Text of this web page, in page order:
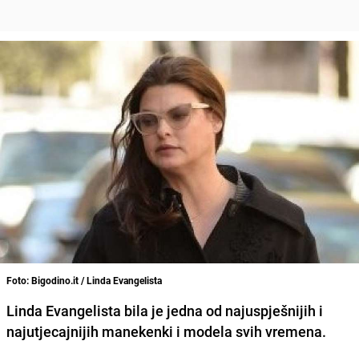
Foto: Bigodino.it / Linda Evangelista
Linda Evangelista bila je jedna od najuspješnijih i
najutjecajnijih manekenki i modela svih vremena.